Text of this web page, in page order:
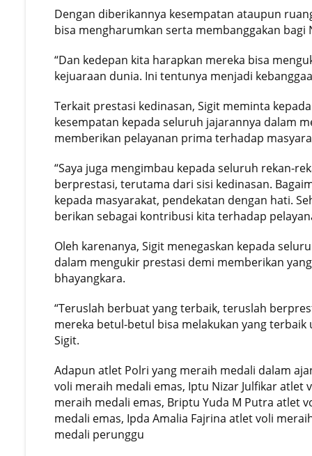
Dengan diberikannya kesempatan ataupun
bisa mengharumkan serta membanggakan
“Dan kedepan kita harapkan mereka bisa
kejuaraan dunia. Ini tentunya menjadi
Terkait prestasi kedinasan, Sigit meminta
kesempatan kepada seluruh jajarannya dalam
memberikan pelayanan prima terhadap
“Saya juga mengimbau kepada seluruh rekan-
berprestasi, terutama dari sisi kedinasan.
kepada masyarakat, pendekatan dengan hati.
berikan sebagai kontribusi kita terhadap
Oleh karenanya, Sigit menegaskan kepada
dalam mengukir prestasi demi memberikan
bhayangkara.
“Teruslah berbuat yang terbaik, teruslah
mereka betul-betul bisa melakukan yang
Sigit.
Adapun atlet Polri yang meraih medali dalam
voli meraih medali emas, Iptu Nizar Julfikar
meraih medali emas, Briptu Yuda M Putra atlet
medali emas, Ipda Amalia Fajrina atlet voli
medali perunggu